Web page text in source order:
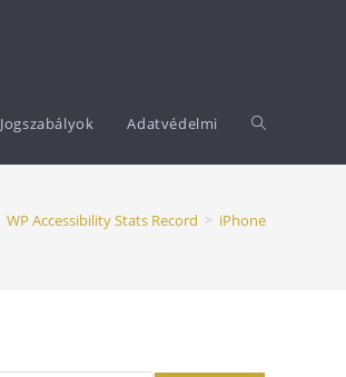
Jogszabályok Adatvédelmi
WP Accessibility Stats Record > iPhone